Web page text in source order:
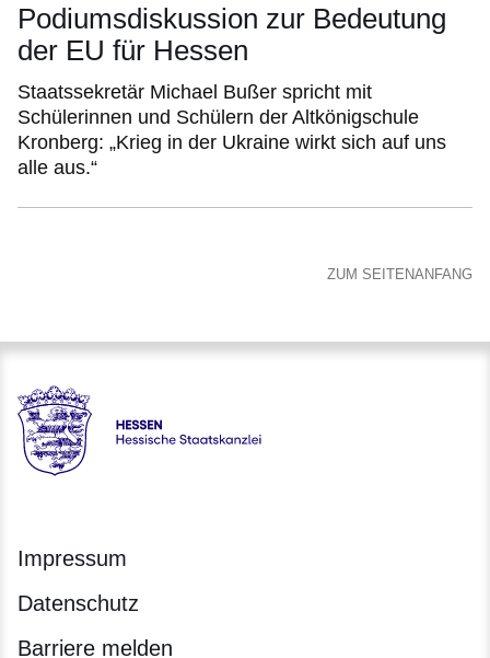
Podiumsdiskussion zur Bedeutung
der EU für Hessen
Staatssekretär Michael Bußer spricht mit
Schülerinnen und Schülern der Altkönigschule
Kronberg: „Krieg in der Ukraine wirkt sich auf uns
alle aus.“
ZUM SEITENANFANG
Hessen - Hessische Staatskanzlei
Impressum
Datenschutz
Barriere melden